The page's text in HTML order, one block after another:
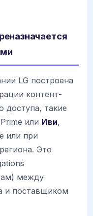
LG построена
контент-
доступа, такие
или Иви,
или при
Это
между
и поставщиком